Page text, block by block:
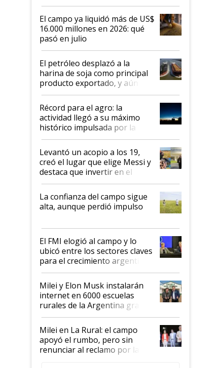
El campo ya liquidó más de US$
16.000 millones en 2026: qué
pasó en julio
El petróleo desplazó a la
harina de soja como principal
producto exportado, y aún así
el agro aportó casi seis de cada
diez dólares y sostuvo el
liderazgo en un semestre
récord
Récord para el agro: la
actividad llegó a su máximo
histórico impulsada por la
cosecha y las exportaciones
Levantó un acopio a los 19,
creó el lugar que elige Messi y
destaca que invertir en el
kirchnerismo era como "darle
plata a un hijo para droga":
Juan Félix Rossetti, el libertario
que de una dura crisis salió
de Milei
La confianza del campo sigue
alta, aunque perdió impulso
El FMI elogió al campo y lo
ubicó entre los sectores claves
para el crecimiento argentino
Milei y Elon Musk instalarán
internet en 6000 escuelas
rurales de la Argentina gracias
a un acuerdo con Starlink
Milei en La Rural: el campo
apoyó el rumbo, pero sin
renunciar al reclamo por las